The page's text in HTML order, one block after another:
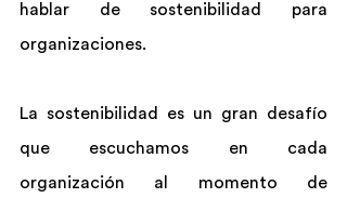
hablar de sostenibilidad para
organizaciones.
La sostenibilidad es un gran desafío
que escuchamos en cada
organización al momento de